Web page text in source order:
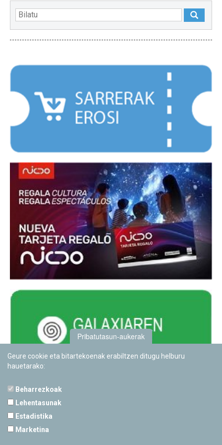
Pribatutasun-aukerak
Geure cookie eta bitartekoenak erabiltzen ditugu helburu
hauetarako:
Beharrezkoak
Lehentasunak
Estadistika
Marketina